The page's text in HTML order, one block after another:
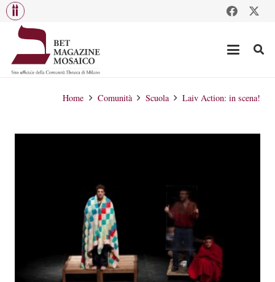
Home Comunità Scuola Laiv Action: in scena!